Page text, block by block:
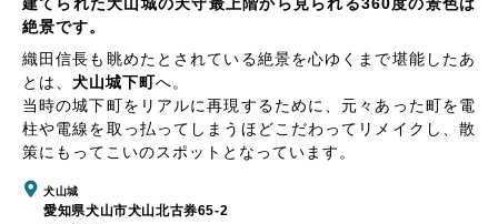
絶景です。
織田信長も眺めたとされている絶景を心ゆくまで堪能したあ
とは、 犬山城下町へ。
当時の城下町をリアルに再現するために、元々あった町を電
柱や電線を取っ払ってしまうほどこだわってリメイクし、散
策にもってこいのスポットとなっています。
犬山城
愛知県犬山市犬山北古券65-2